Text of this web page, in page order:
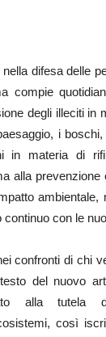
difesa delle
compie
degli illeciti in
i
in materia di
alla prevenzione
ambientale,
continuo con le
confronti di chi
del nuovo
alla tutela
così